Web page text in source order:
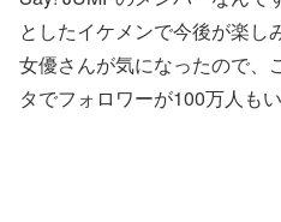
としたイケメンで今後が楽し
女優さんが気になったので、
タでフォロワーが100万人も